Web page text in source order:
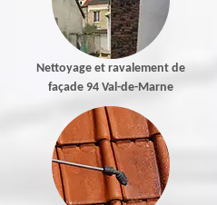
Nettoyage et ravalement de
façade 94 Val-de-Marne